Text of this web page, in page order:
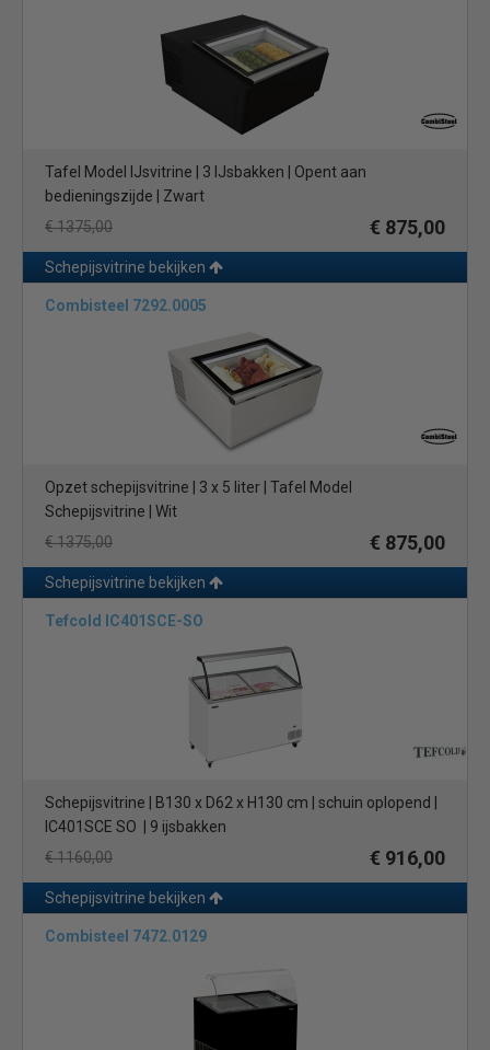
Tafel Model IJsvitrine | 3 IJsbakken | Opent aan
bedieningszijde | Zwart
€ 1375,00
€ 875,00
Schepijsvitrine bekijken
Combisteel 7292.0005
Opzet schepijsvitrine | 3 x 5 liter | Tafel Model
Schepijsvitrine | Wit
€ 1375,00
€ 875,00
Schepijsvitrine bekijken
Tefcold IC401SCE-SO
Schepijsvitrine | B130 x D62 x H130 cm | schuin oplopend |
IC401SCE SO | 9 ijsbakken
€ 1160,00
€ 916,00
Schepijsvitrine bekijken
Combisteel 7472.0129